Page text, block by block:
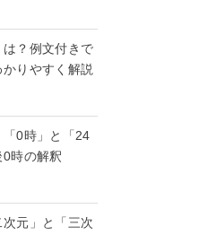
は？例文付きで
りやすく解説
0時」と「24
時の解釈
次元」と「三次